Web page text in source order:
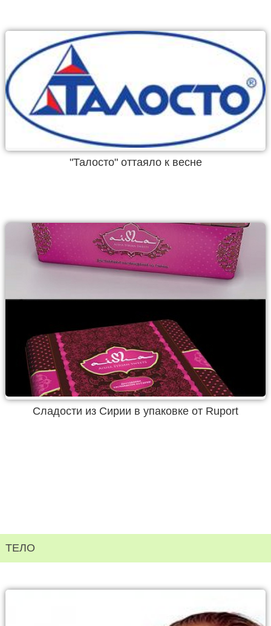
"Талосто" оттаяло к весне
Сладости из Сирии в упаковке от Ruport
ТЕЛО